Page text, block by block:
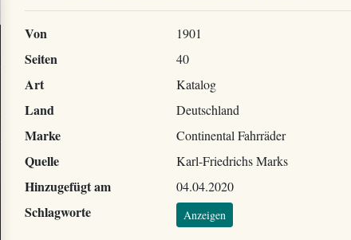
Von 1901
Seiten 40
Art Katalog
Land Deutschland
Marke Continental Fahrräder
Quelle Karl-Friedrichs Marks
Hinzugefügt am 04.04.2020
Schlagworte Anzeigen